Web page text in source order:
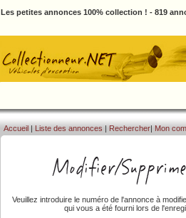
Les petites annonces 100% collection ! - 819
Accueil | Liste des annonces | Rechercher| Mon
Veuillez introduire le numéro de l'annonce à
qui vous a été fourni lors de